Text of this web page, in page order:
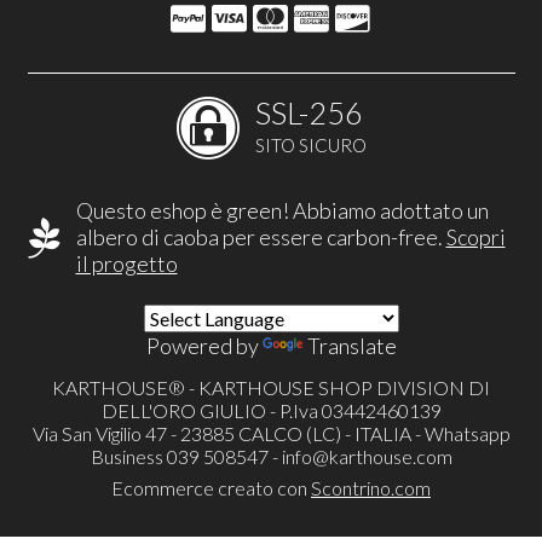
SSL-256
SITO SICURO
Questo eshop è green! Abbiamo adottato un
albero di caoba per essere carbon-free.Scopri
il progetto
Powered by Translate
KARTHOUSE® - KARTHOUSE SHOP DIVISION DI
DELL'ORO GIULIO - P.Iva 03442460139
Via San Vigilio 47 - 23885 CALCO (LC) - ITALIA - Whatsapp
Business 039 508547 - info@karthouse.com
Ecommerce creato con Scontrino.com